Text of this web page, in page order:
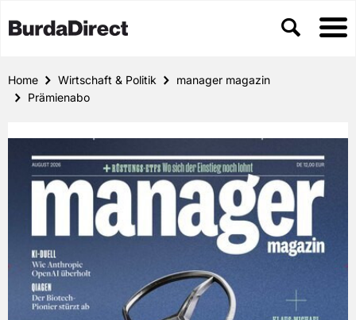
Home Wirtschaft & Politik
manager magazin
Prämienabo